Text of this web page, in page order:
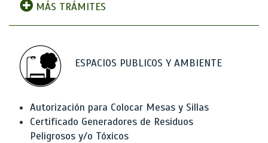
MÁS TRÁMITES
ESPACIOS PUBLICOS Y AMBIENTE
Autorización para Colocar Mesas y Sillas
Certificado Generadores de Residuos
Peligrosos y/o Tóxicos